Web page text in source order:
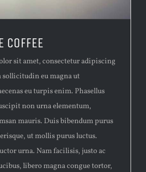
COFFEE
sit amet, consectetur adipiscing
eu magna ut
eu turpis enim. Phasellus
non urna elementum,
mauris. Duis bibendum purus
ut mollis purus luctus.
urna. Nam facilisis, justo ac
libero magna congue tortor,